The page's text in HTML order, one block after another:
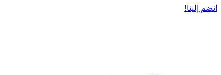
انضم إلينا!